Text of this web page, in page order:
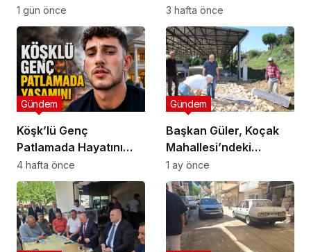
Liradan Başladı, 251
Bin Lirada Bitti
1 gün önce 3 hafta önce
Köşk’lü Genç
Patlamada Hayatını
Kaybetti
Gündem
4 hafta önce
Başkan Güler, Koçak
Mahallesi’ndeki
Çalışmaları İnceledi
Gündem
1 ay önce